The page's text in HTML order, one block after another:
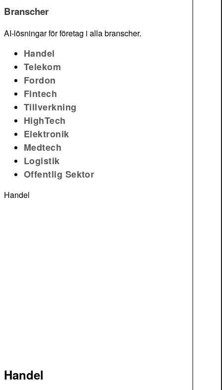
Branscher
AI-lösningar för företag i alla branscher.
Handel
Telekom
Fordon
Fintech
Tillverkning
HighTech
Elektronik
Medtech
Logistik
Offentlig Sektor
Handel
Handel